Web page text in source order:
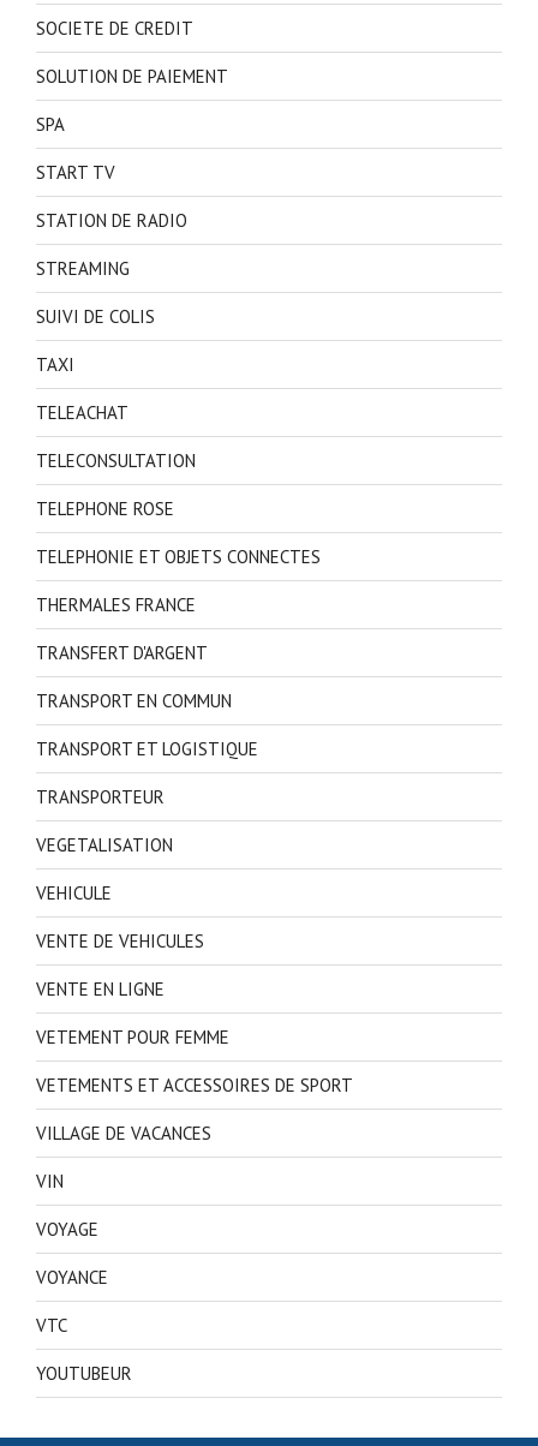
SOCIETE DE CREDIT
SOLUTION DE PAIEMENT
SPA
START TV
STATION DE RADIO
STREAMING
SUIVI DE COLIS
TAXI
TELEACHAT
TELECONSULTATION
TELEPHONE ROSE
TELEPHONIE ET OBJETS CONNECTES
THERMALES FRANCE
TRANSFERT D'ARGENT
TRANSPORT EN COMMUN
TRANSPORT ET LOGISTIQUE
TRANSPORTEUR
VEGETALISATION
VEHICULE
VENTE DE VEHICULES
VENTE EN LIGNE
VETEMENT POUR FEMME
VETEMENTS ET ACCESSOIRES DE SPORT
VILLAGE DE VACANCES
VIN
VOYAGE
VOYANCE
VTC
YOUTUBEUR